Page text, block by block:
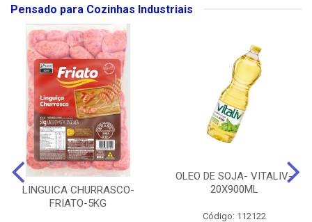
Pensado para Cozinhas Industriais
LINGUICA CHURRASCO-
FRIATO-5KG
OLEO DE SOJA- VITALIV-
20X900ML
Código: 112122